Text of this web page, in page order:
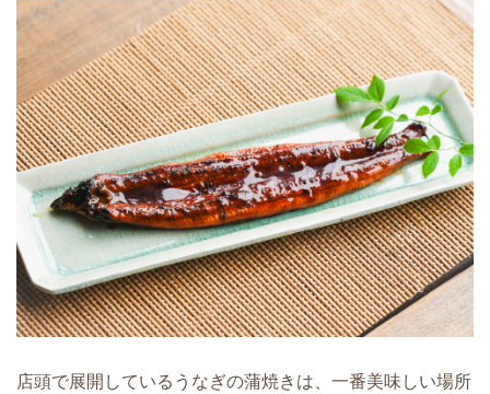
店頭で展開しているうなぎの蒲焼きは、一番美味しい場所